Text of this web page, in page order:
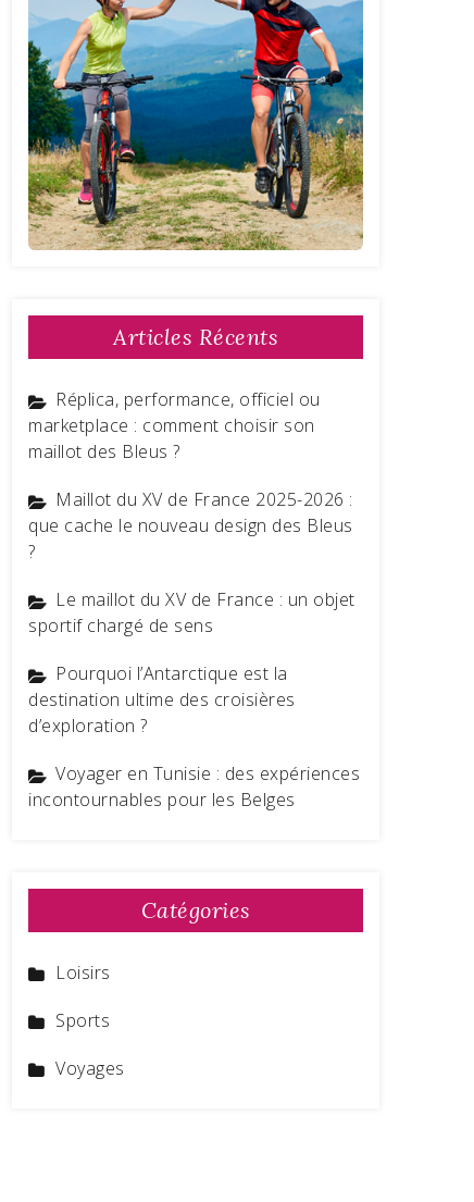
Articles Récents
Réplica, performance, officiel ou
marketplace : comment choisir son
maillot des Bleus ?
Maillot du XV de France 2025-2026 :
que cache le nouveau design des Bleus
?
Le maillot du XV de France : un objet
sportif chargé de sens
Pourquoi l’Antarctique est la
destination ultime des croisières
d’exploration ?
Voyager en Tunisie : des expériences
incontournables pour les Belges
Catégories
Loisirs
Sports
Voyages